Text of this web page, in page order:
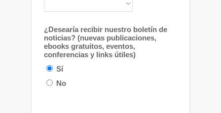
¿Desearía recibir nuestro boletín de
noticias? (nuevas publicaciones,
ebooks gratuitos, eventos,
conferencias y links útiles)
Sí
No